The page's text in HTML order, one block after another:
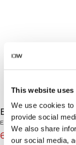
This website uses
We use cookies
provide social
We also share
our social media,
Everyday Rugby
Everyday Collection
62€ (-30%)